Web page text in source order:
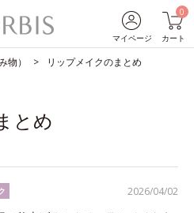
マイページ
0
カート
物） リップメイクのまとめ
とめ
2026/04/02